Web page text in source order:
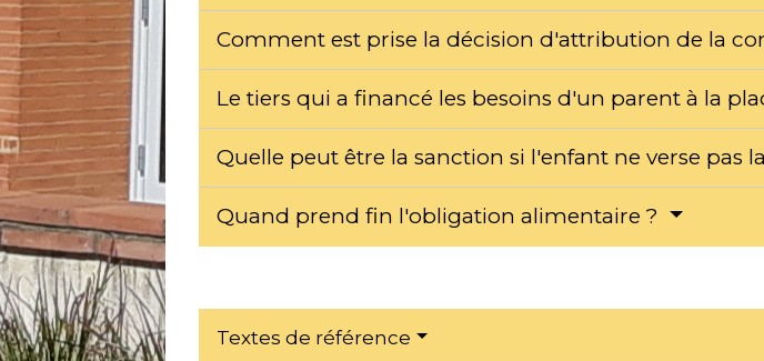
Comment est prise la décision d'attribution de la
Le tiers qui a financé les besoins d'un parent à la
Quelle peut être la sanction si l'enfant ne verse pas
Quand prend fin l'obligation alimentaire ?
Textes de référence